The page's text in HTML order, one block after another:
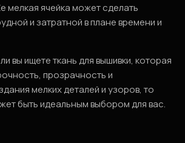
мелкая ячейка может сделать
и затратной в плане времени и
вы ищете ткань для вышивки, которая
прозрачность и
мелких деталей и узоров, то
быть идеальным выбором для вас.